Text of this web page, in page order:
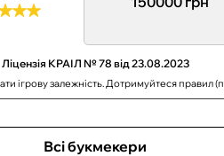
Ліцензія КРАІЛ № 78 від 23.08.2023
ігрову залежність. Дотримуйтеся правил
Всі букмекери